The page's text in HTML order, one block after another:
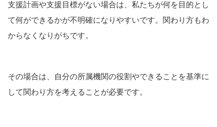
支援計画や支援目標がない場合は、私たちが何を目的とし
て何ができるかが不明確になりやすいです。関わり方もわ
からなくなりがちです。
その場合は、自分の所属機関の役割やできることを基準に
して関わり方を考えることが必要です。